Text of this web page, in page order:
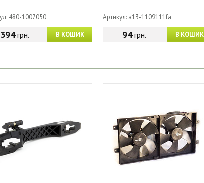
480-1007050
В КОШИК
394грн.
Артикул: a13-1109111fa
В КОШИК
94грн.